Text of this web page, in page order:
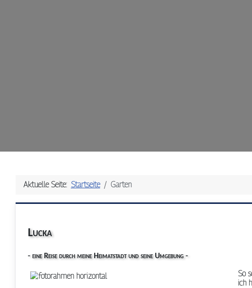
Aktuelle Seite: Startseite Garten
Lucka
- eine Reise durch meine Heimatstadt und seine Umgebung -
So
ich